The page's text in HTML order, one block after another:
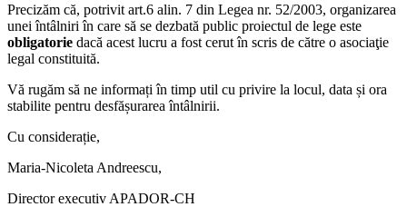
Precizăm că, potrivit art.6 alin. 7 din Legea nr. 52/2003, organizarea
unei întâlniri în care să se dezbată public proiectul de lege este
obligatorie dacă acest lucru a fost cerut în scris de către o asociaţie
legal constituită.
Vă rugăm să ne informați în timp util cu privire la locul, data și ora
stabilite pentru desfășurarea întâlnirii.
Cu considerație,
Maria-Nicoleta Andreescu,
Director executiv APADOR-CH